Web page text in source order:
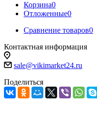
Корзина0
Отложенные0
Сравнение товаров0
Контактная информация
sale@vikimarket24.ru
Поделиться